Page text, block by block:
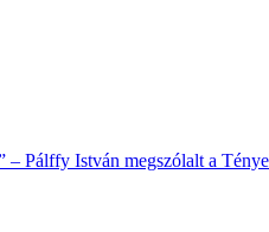
– Pálffy István megszólalt a